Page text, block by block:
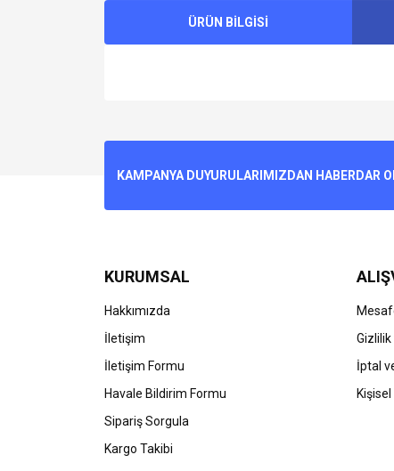
ÜRÜN BİLGİSİ
Ürün resmi kalitesiz, bozuk veya
Bu ürüne benzer farklı alternatifler olmalı.
KAMPANYA DUYURULARIMIZDAN HABERDAR
KURUMSAL
Hakkımızda
İletişim
İletişim Formu
Havale Bildirim Formu
Sipariş Sorgula
Kargo Takibi
Gizlilik
İptal